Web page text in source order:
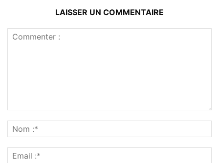
LAISSER UN COMMENTAIRE